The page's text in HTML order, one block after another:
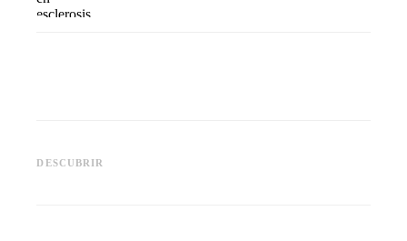
DESCUBRIR
la investigación